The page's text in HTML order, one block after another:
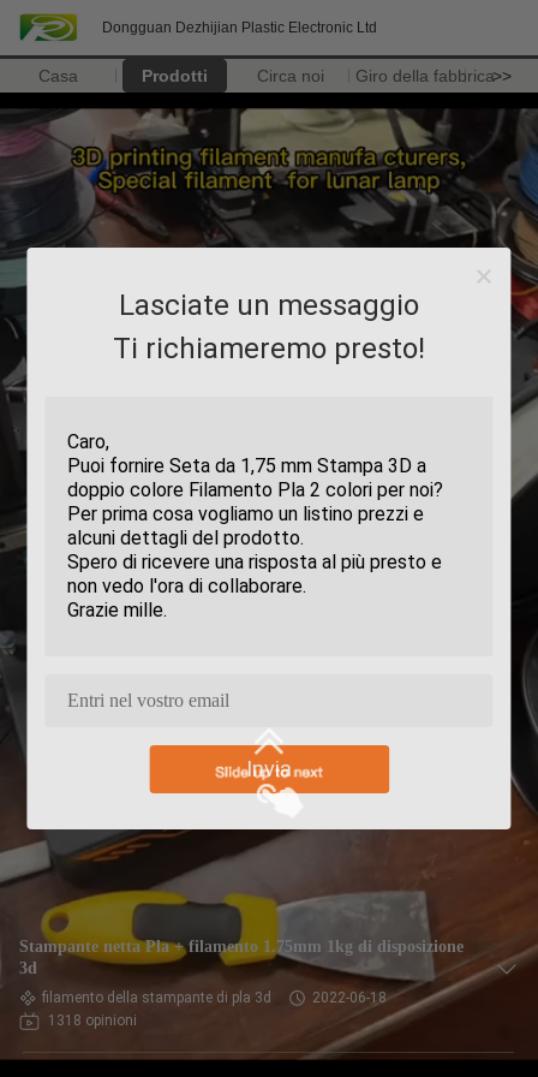
Dongguan Dezhijian Plastic Electronic Ltd
Casa Prodotti Circa noi Giro della fabbrica>>
Lasciate un messaggio
Ti richiameremo presto!
Invia
Stampante netta Pla + filamento 1.75mm 1kg di disposizione
3d
filamento della stampante di pla 3d
2022-06-18
1318 opinioni